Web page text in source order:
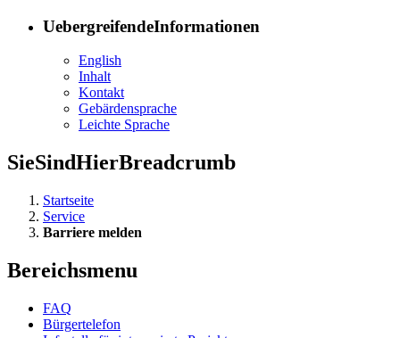
UebergreifendeInformationen
English
In­halt
Kon­takt
Ge­bär­den­spra­che
Leich­te Spra­che
SieSindHierBreadcrumb
Startseite
Service
Barriere melden
Bereichsmenu
FAQ
Bür­ger­te­le­fon